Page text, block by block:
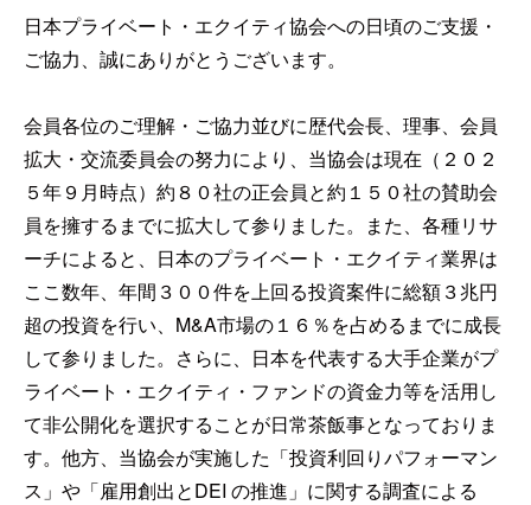
日本プライベート・エクイティ協会への日頃のご支援・
ご協力、誠にありがとうございます。
会員各位のご理解・ご協力並びに歴代会長、理事、会員
拡大・交流委員会の努力により、当協会は現在（２０２
５年９月時点）約８０社の正会員と約１５０社の賛助会
員を擁するまでに拡大して参りました。また、各種リサ
ーチによると、日本のプライベート・エクイティ業界は
ここ数年、年間３００件を上回る投資案件に総額３兆円
超の投資を行い、M&A市場の１６％を占めるまでに成長
して参りました。さらに、日本を代表する大手企業がプ
ライベート・エクイティ・ファンドの資金力等を活用し
て非公開化を選択することが日常茶飯事となっておりま
す。他方、当協会が実施した「投資利回りパフォーマン
ス」や「雇用創出とDEI の推進」に関する調査による